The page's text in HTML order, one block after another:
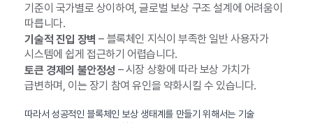
기준이 국가별로 상이하여, 글로벌 보상 구조 설계에 어려움이
따릅니다.
기술적 진입 장벽 – 블록체인 지식이 부족한 일반 사용자가
시스템에 쉽게 접근하기 어렵습니다.
토큰 경제의 불안정성 – 시장 상황에 따라 보상 가치가
급변하며, 이는 장기 참여 유인을 약화시킬 수 있습니다.
따라서 성공적인 블록체인 보상 생태계를 만들기 위해서는 기술